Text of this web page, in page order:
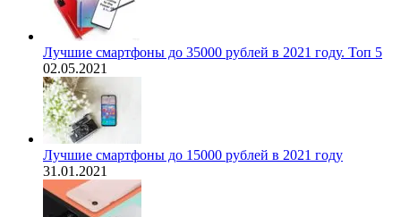
Лучшие смартфоны до 35000 рублей в 2021 году. Топ 5
02.05.2021
Лучшие смартфоны до 15000 рублей в 2021 году
31.01.2021